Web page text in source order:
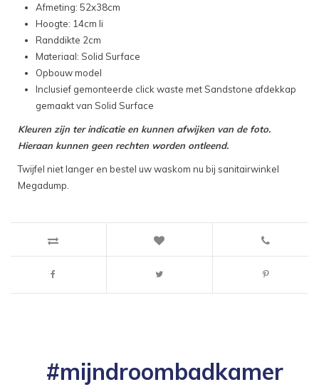
Afmeting: 52x38cm
Hoogte: 14cm li
Randdikte 2cm
Materiaal: Solid Surface
Opbouw model
Inclusief gemonteerde click waste met Sandstone afdekkap
gemaakt van Solid Surface
Kleuren zijn ter indicatie en kunnen afwijken van de foto.
Hieraan kunnen geen rechten worden ontleend.
Twijfel niet langer en bestel uw waskom nu bij sanitairwinkel
Megadump.
#mijndroombadkamer